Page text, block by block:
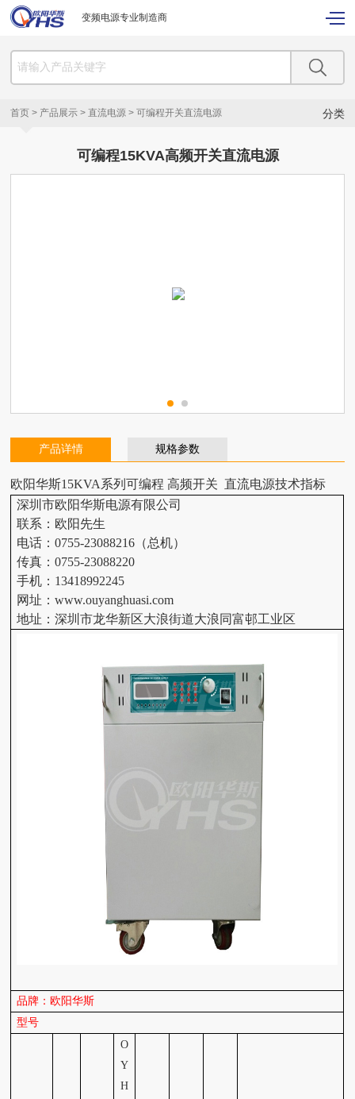
变频电源专业制造商
分类
首页 > 产品展示 >直流电源 >可编程开关直流电源
可编程15KVA高频开关直流电源
产品详情 规格参数
欧阳华斯15KVA系列可编程高频开关 直流电源技术指标
深圳市欧阳华斯电源有限公司
联系：欧阳先生
电话：0755-23088216（总机）
传真：0755-23088220
手机：13418992245
网址：www.ouyanghuasi.com
地址：深圳市龙华新区大浪街道大浪同富邨工业区
品牌：欧阳华斯
型号
O
Y
H